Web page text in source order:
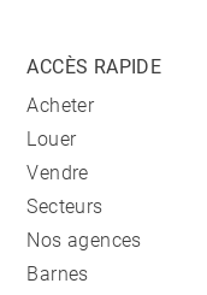
ACCÈS RAPIDE
Acheter
Louer
Vendre
Secteurs
Nos agences
Barnes